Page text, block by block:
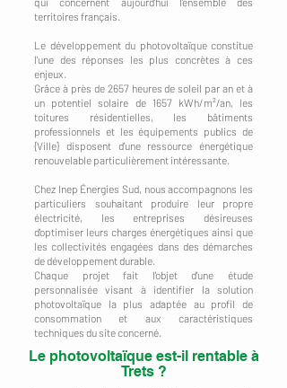
territoires français.
Le développement du photovoltaïque constitue
l'une des réponses les plus concrètes à ces
enjeux.
Grâce à près de 2657 heures de soleil par an et à
un potentiel solaire de 1657 kWh/m²/an, les
toitures résidentielles, les bâtiments
professionnels et les équipements publics de
{Ville} disposent d'une ressource énergétique
renouvelable particulièrement intéressante.
Chez Inep Énergies Sud, nous accompagnons les
particuliers souhaitant produire leur propre
électricité, les entreprises désireuses
d'optimiser leurs charges énergétiques ainsi que
les collectivités engagées dans des démarches
de développement durable.
Chaque projet fait l'objet d'une étude
personnalisée visant à identifier la solution
photovoltaïque la plus adaptée au profil de
consommation et aux caractéristiques
techniques du site concerné.
Le photovoltaïque est-il rentable à
Trets ?